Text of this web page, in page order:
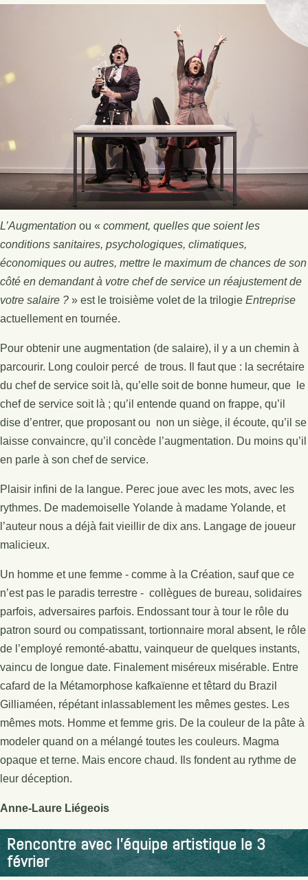
L’Augmentation ou « comment, quelles que soient les
conditions sanitaires, psychologiques, climatiques,
économiques ou autres, mettre le maximum de chances de son
côté en demandant à votre chef de service un réajustement de
votre salaire ? » est le troisième volet de la trilogie Entreprise
actuellement en tournée.
Pour obtenir une augmentation (de salaire), il y a un chemin à
parcourir. Long couloir percé de trous. Il faut que : la secrétaire
du chef de service soit là, qu’elle soit de bonne humeur, que le
chef de service soit là ; qu’il entende quand on frappe, qu’il
dise d’entrer, que proposant ou non un siège, il écoute, qu’il se
laisse convaincre, qu’il concède l’augmentation. Du moins qu’il
en parle à son chef de service.
Plaisir infini de la langue. Perec joue avec les mots, avec les
rythmes. De mademoiselle Yolande à madame Yolande, et
l’auteur nous a déjà fait vieillir de dix ans. Langage de joueur
malicieux.
Un homme et une femme - comme à la Création, sauf que ce
n’est pas le paradis terrestre - collègues de bureau, solidaires
parfois, adversaires parfois. Endossant tour à tour le rôle du
patron sourd ou compatissant, tortionnaire moral absent, le rôle
de l’employé remonté-abattu, vainqueur de quelques instants,
vaincu de longue date. Finalement miséreux misérable. Entre
cafard de la Métamorphose kafkaïenne et têtard du Brazil
Gilliaméen, répétant inlassablement les mêmes gestes. Les
mêmes mots. Homme et femme gris. De la couleur de la pâte à
modeler quand on a mélangé toutes les couleurs. Magma
opaque et terne. Mais encore chaud. Ils fondent au rythme de
leur déception.
Anne-Laure Liégeois
Rencontre avec l’équipe artistique le 3
février